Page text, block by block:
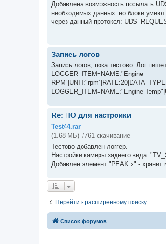
Добавлена возможность посылать
необходимых данных, но блоки умеют
через данный протокол:
Запись логов
Запись логов, пока тестово. Лог
LOGGER_ITEM=NAME:"Engine
LOGGER_ITEM=NAME:"Engine
Re: ПО для настройки
Test44.rar
(1.68 МБ) 7761 скачивание
Тестово добавлен логгер.
Настройки камеры заднего вида.
Добавлен элемент "PEAK.x" - хранит
Перейти к расширенному поиску
Список форумов